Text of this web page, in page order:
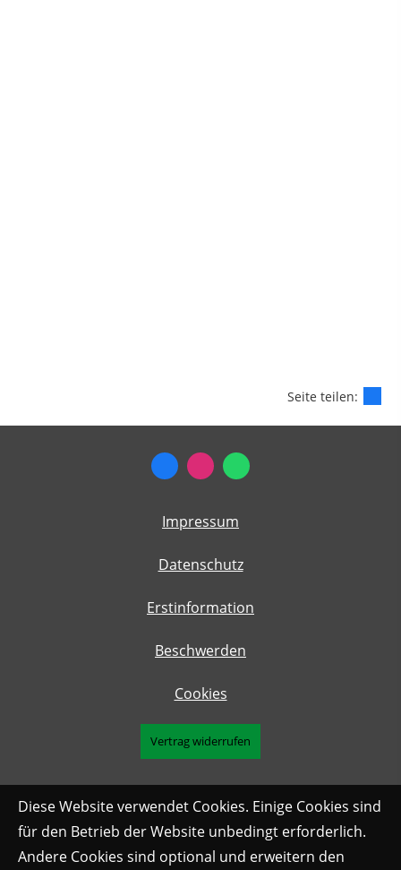
Seite teilen:
Impressum
Datenschutz
Erstinformation
Beschwerden
Cookies
Vertrag widerrufen
Diese Website verwendet Cookies. Einige Cookies sind
für den Betrieb der Website unbedingt erforderlich.
Andere Cookies sind optional und erweitern den